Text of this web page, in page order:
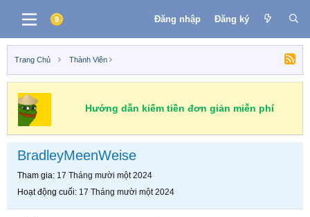
Đăng nhập Đăng ký
Trang Chủ Thành Viên
Hướng dẫn kiếm tiền đơn giản miễn phí
BradleyMeenWeise
Tham gia 17 Tháng mười một 2024
Hoạt động cuối 17 Tháng mười một 2024